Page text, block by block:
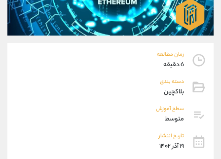
زمان مطالعه
6 دقیقه
دسته بندی
بلاکچین
سطح آموزش
متوسط
تاریخ انتشار
۱۹ آذر ۱۴۰۲
09194198792
واتساپ شروع گفتگو
تلگرام @Armteam_admin_33
پشتیبان فروش
موبایل
واتساپ
داخلی
اطلاعات تماس (دفتر فروش)